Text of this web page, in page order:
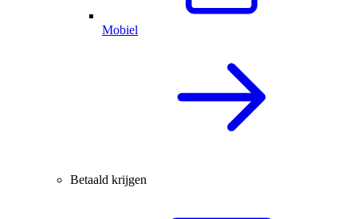
Mobiel
Betaald krijgen